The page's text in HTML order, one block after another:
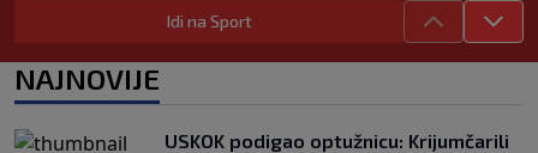
SK
|
9. kol.
Monaco preokrenuo Redse, Liverpool i
SK
|
9. kol.
Idi na Sport
NAJNOVIJE
USKOK podigao optužnicu: Krijumčarili